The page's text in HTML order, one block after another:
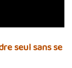
seul sans se